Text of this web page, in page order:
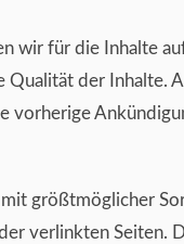
wir für die Inhalte
der Inhalte.
vorherige
größtmöglicher
verlinkten Seiten.